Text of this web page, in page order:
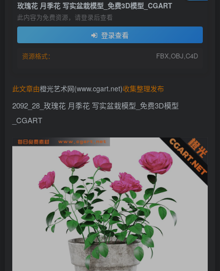
玫瑰花 月季花 写实盆栽模型_免费3D模型_CGART
此内容为免费资源，请登录后查看
登录查看
资源格式： FBX,OBJ,C4D
此文章由橙光艺术网(www.cgart.net)收集整理发布
2092_28_玫瑰花 月季花 写实盆栽模型_免费3D模型
_CGART
没有账号？立即注册
用户名/手机号/邮箱
登录密码
登录